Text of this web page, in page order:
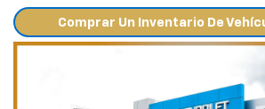
Comprar Un Inventario De